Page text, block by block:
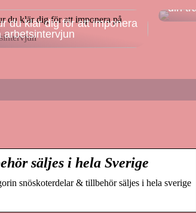
du klär dig för att imponera
arbetsintervjun
din
säljes i hela Sverige
snöskoterdelar & tillbehör säljes i hela sverige